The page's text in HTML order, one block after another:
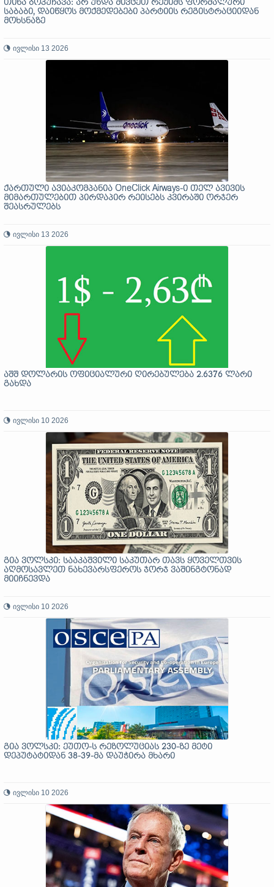
თინა ბოკუჩავა: არ უნდა მივცეთ რეჟიმს ფორმალური
საბაბი, დაიწყოს მოქმედებები პარტიის რეგისტრაციიდან
მოხსნაზე
ივლისი 13 2026
ქართული ავიაკომპანია OneClick Airways-ი თელ ავივის
მიმართულებით პირდაპირ რეისებს კვირაში ორჯერ
შეასრულებს
ივლისი 13 2026
აშშ დოლარის ოფიციალური ღირებულება 2.6376 ლარი
გახდა
ივლისი 10 2026
გია ვოლსკი: სააკაშვილი საკუთარ თავს ყოველთვის
აღმოსავლეთ ნახევარსფეროს ჯორჯ ვაშინგტონად
მიიჩნევდა
ივლისი 10 2026
გია ვოლსკი: ეუთო-ს რეზოლუციას 230-ზე მეტი
დეპუტატიდან 38-39-მა დაუჭირა მხარი
ივლისი 10 2026